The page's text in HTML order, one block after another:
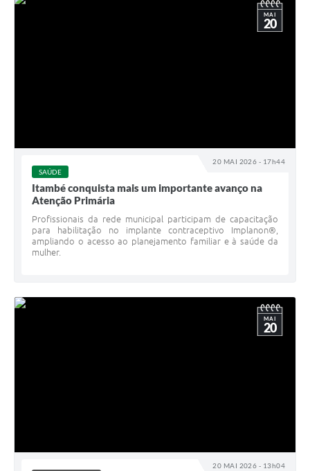
20 MAI 2026 - 17h44
MAI
20
SAÚDE
Itambé conquista mais um importante avanço na
Atenção Primária
Profissionais da rede municipal participam de capacitação
para habilitação no implante contraceptivo Implanon®,
ampliando o acesso ao planejamento familiar e à saúde da
mulher.
20 MAI 2026 - 13h04
MAI
20